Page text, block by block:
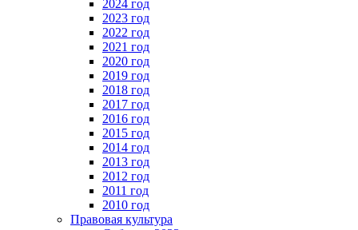
2024 год
2023 год
2022 год
2021 год
2020 год
2019 год
2018 год
2017 год
2016 год
2015 год
2014 год
2013 год
2012 год
2011 год
2010 год
Правовая культура